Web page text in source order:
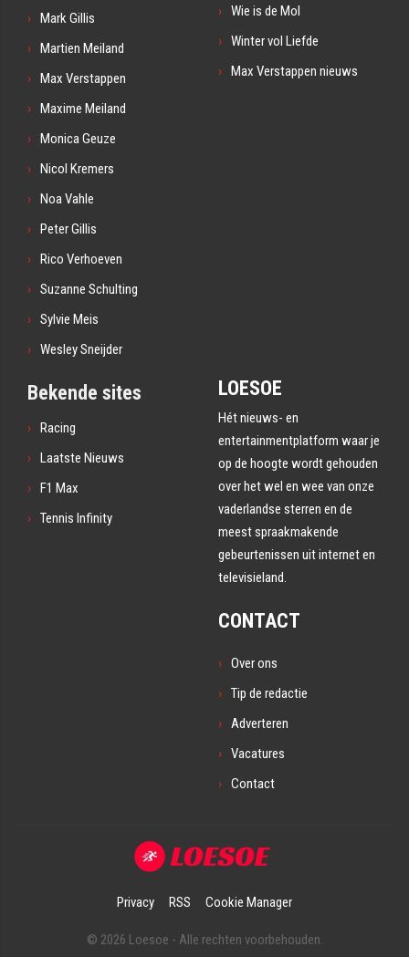
Mark Gillis
Martien Meiland
Max Verstappen
Maxime Meiland
Monica Geuze
Nicol Kremers
Noa Vahle
Peter Gillis
Rico Verhoeven
Suzanne Schulting
Sylvie Meis
Wesley Sneijder
Wie is de Mol
Winter vol Liefde
Max Verstappen nieuws
Bekende sites
Racing
Laatste Nieuws
F1 Max
Tennis Infinity
LOESOE
Hét nieuws- en
entertainmentplatform waar je
op de hoogte wordt gehouden
over het wel en wee van onze
vaderlandse sterren en de
meest spraakmakende
gebeurtenissen uit internet en
televisieland.
CONTACT
Over ons
Tip de redactie
Adverteren
Vacatures
Contact
Privacy RSS Cookie Manager
© 2026 Loesoe - Alle rechten voorbehouden.